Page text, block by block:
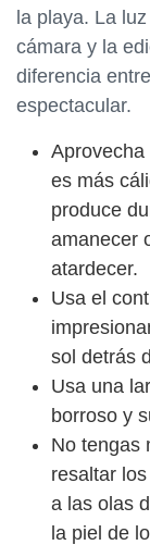
la playa. La
cámara y la
diferencia
espectacular.
Aprovecha
es más
produce
amanecer
atardecer.
Usa el
sol detrás
Usa una
borroso y
No tengas
resaltar
a las olas
la piel de